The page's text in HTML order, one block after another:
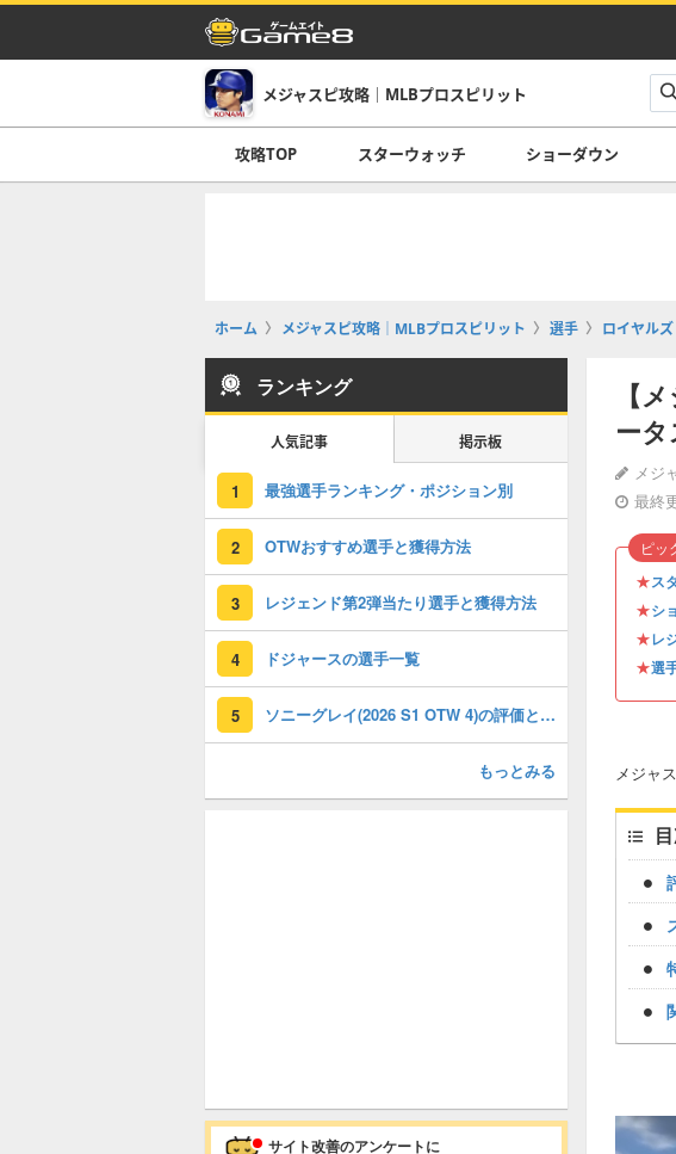
メジャスピ攻略｜MLBプロスピリット
攻略TOP スターウォッチ ショーダウン
ホーム メジャスピ攻略｜MLBプロスピリット 選手 ロイヤルズ
【
ータ
メジ
最終
★ス
★シ
★レ
★選
ピッ
メジャ
ランキング
人気記事 掲示板
1 最強選手ランキング・ポジション別
2 OTWおすすめ選手と獲得方法
3 レジェンド第2弾当たり選手と獲得方法
4 ドジャースの選手一覧
5 ソニーグレイ(2026 S1 OTW 4)の評価とステータス
もっとみる
サイト改善のアンケートに